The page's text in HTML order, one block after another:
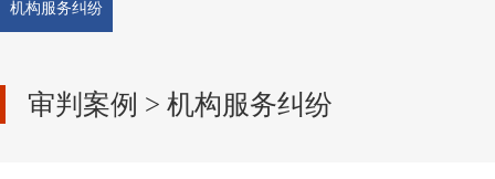
机构服务纠纷
审判案例 > 机构服务纠纷